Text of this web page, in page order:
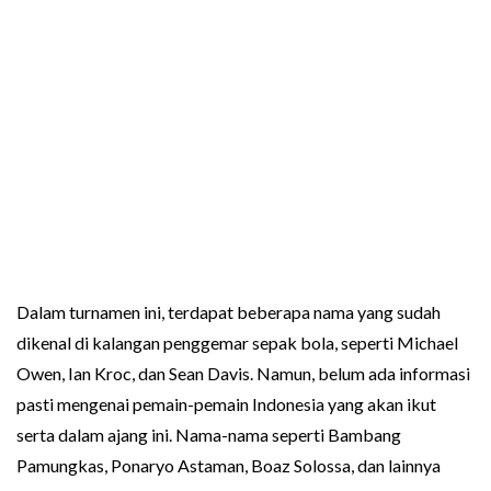
Dalam turnamen ini, terdapat beberapa nama yang sudah
dikenal di kalangan penggemar sepak bola, seperti Michael
Owen, Ian Kroc, dan Sean Davis. Namun, belum ada informasi
pasti mengenai pemain-pemain Indonesia yang akan ikut
serta dalam ajang ini. Nama-nama seperti Bambang
Pamungkas, Ponaryo Astaman, Boaz Solossa, dan lainnya